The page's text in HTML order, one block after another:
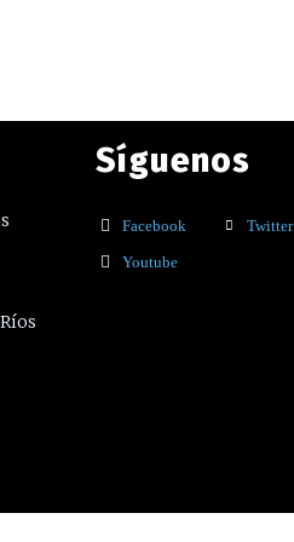
Síguenos
Facebook
Twitter
Youtube